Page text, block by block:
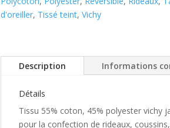
d'oreiller, Tissé teint, Vichy
Description Informations
Détails
Tissu 55% coton, 45% polyester vichy
pour la confection de rideaux,